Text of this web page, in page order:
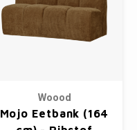
Woood
Mojo Eetbank (164